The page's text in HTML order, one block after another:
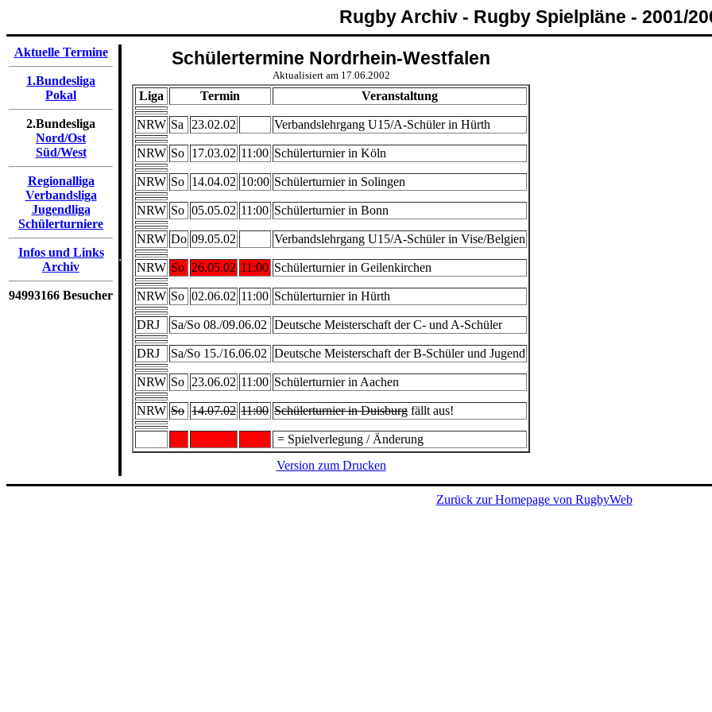
Rugby Archiv - Rugby Spielpläne - 2001/
Aktuelle Termine
1.Bundesliga
Pokal
2.Bundesliga
Nord/Ost
Süd/West
Regionalliga
Verbandsliga
Jugendliga
Schülerturniere
Infos und Links
Archiv
94993166 Besucher
Schülertermine Nordrhein-Westfalen
Aktualisiert am 17.06.2002
Liga Termin Veranstaltung
NRW Sa 23.02.02 Verbandslehrgang U15/A-Schüler in Hürth
NRW So 17.03.02 11:00 Schülerturnier in Köln
NRW So 14.04.02 10:00 Schülerturnier in Solingen
NRW So 05.05.02 11:00 Schülerturnier in Bonn
NRW Do 09.05.02 Verbandslehrgang U15/A-Schüler in Vise/Belgien
NRW So 26.05.02 11:00 Schülerturnier in Geilenkirchen
NRW So 02.06.02 11:00 Schülerturnier in Hürth
DRJ Sa/So 08./09.06.02 Deutsche Meisterschaft der C- und A-Schüler
DRJ Sa/So 15./16.06.02 Deutsche Meisterschaft der B-Schüler und Jugend
NRW So 23.06.02 11:00 Schülerturnier in Aachen
NRW So 14.07.02 11:00 Schülerturnier in Duisburg fällt aus!
= Spielverlegung / Änderung
Version zum Drucken
Zurück zur Homepage von RugbyWeb